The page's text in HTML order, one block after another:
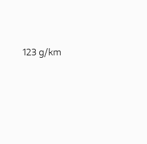
123 g/km